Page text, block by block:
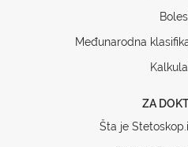
Međunarodna
ZA
Šta je